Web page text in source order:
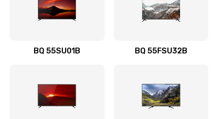
BQ 55SU01B BQ 55FSU32B